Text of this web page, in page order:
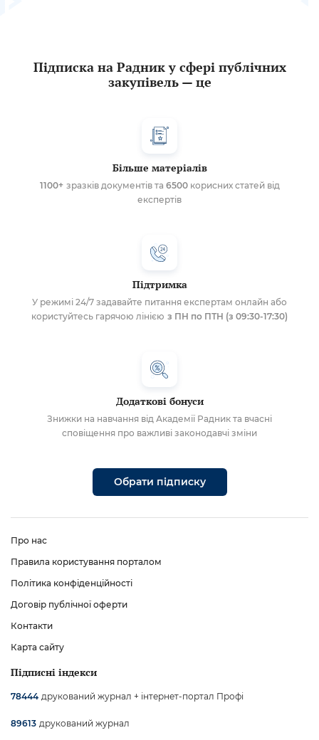
Підписка на Радник у сфері публічних
закупівель — це
Більше матеріалів
1100+ зразків документів та 6500корисних статей від
експертів
Підтримка
У режимі 24/7 задавайте питання експертам онлайн або
користуйтесь гарячою лінією з ПН по ПТН (з 09:30-17:30)
Додаткові бонуси
Знижки на навчання від Академії Радник та вчасні
сповіщення про важливі законодавчі зміни
Обрати підписку
Про нас
Правила користування порталом
Політика конфіденційності
Договір публічної оферти
Контакти
Карта сайту
Підписні індекси
78444 друкований журнал + інтернет-портал Профі
89613 друкований журнал